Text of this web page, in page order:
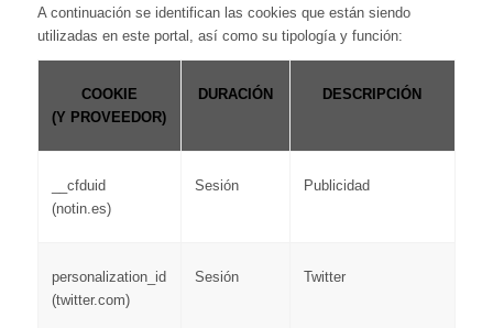
A continuación se identifican las cookies que están siendo
utilizadas en este portal, así como su tipología y función:
COOKIE
(Y PROVEEDOR)
DURACIÓN DESCRIPCIÓN
__cfduid
(notin.es)
Sesión Publicidad
personalization_id
(twitter.com)
Sesión Twitter